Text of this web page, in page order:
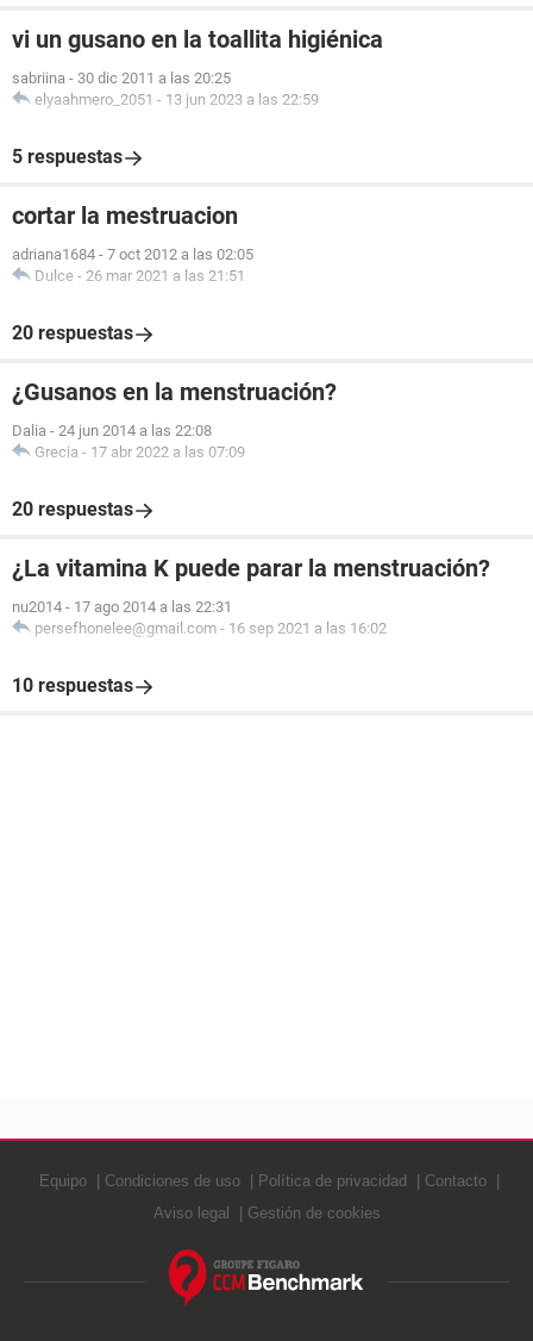
vi un gusano en la toallita higiénica
sabriina - 30 dic 2011 a las 20:25
elyaahmero_2051 - 13 jun 2023 a las 22:59
5 respuestas
cortar la mestruacion
adriana1684 - 7 oct 2012 a las 02:05
Dulce - 26 mar 2021 a las 21:51
20 respuestas
¿Gusanos en la menstruación?
Dalia - 24 jun 2014 a las 22:08
Grecia - 17 abr 2022 a las 07:09
20 respuestas
¿La vitamina K puede parar la menstruación?
nu2014 - 17 ago 2014 a las 22:31
persefhonelee@gmail.com - 16 sep 2021 a las 16:02
10 respuestas
Equipo Condiciones de uso Política de privacidad
Contacto
Aviso legal
Gestión de cookies